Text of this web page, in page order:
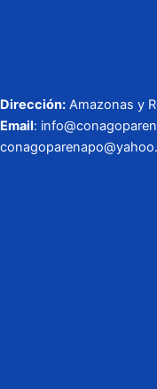
Dirección: Amazonas y
Email: